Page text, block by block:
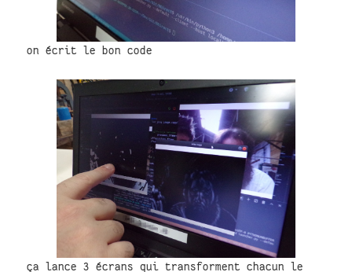
on écrit le bon code
ça lance 3 écrans qui transforment chacun le